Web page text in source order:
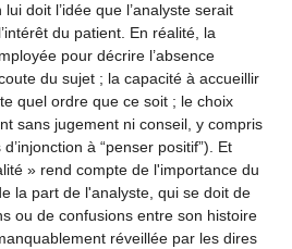
doit l’idée que l’analyste serait
du patient. En réalité, la
pour décrire l’absence
du sujet ; la capacité à accueillir
quel ordre que ce soit ; le choix
sans jugement ni conseil, y compris
à “penser positif”). Et
» rend compte de l'importance du
la part de l'analyste, qui se doit de
ou de confusions entre son histoire
réveillée par les dires